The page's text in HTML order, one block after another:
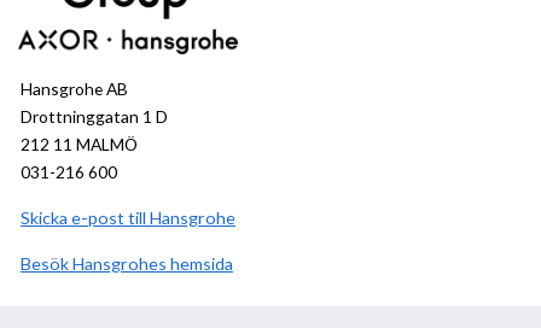
Hansgrohe AB
Drottninggatan 1 D
212 11 MALMÖ
031-216 600
Skicka e-post till Hansgrohe
BesökHansgrohe hemsida